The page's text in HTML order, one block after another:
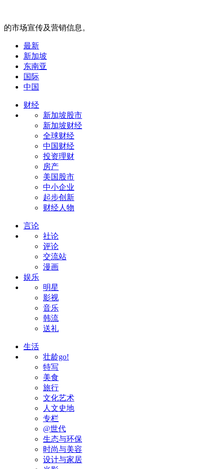
的市场宣传及营销信息。
最新
新加坡
东南亚
国际
中国
财经
新加坡股市
新加坡财经
全球财经
中国财经
投资理财
房产
美国股市
中小企业
起步创新
财经人物
言论
社论
评论
交流站
漫画
娱乐
明星
影视
音乐
韩流
送礼
生活
壮龄go!
特写
美食
旅行
文化艺术
人文史地
专栏
@世代
生态与环保
时尚与美容
设计与家居